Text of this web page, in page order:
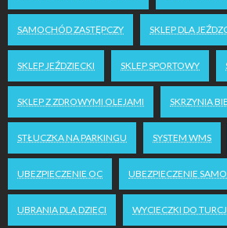
SAMOCHÓD ZASTĘPCZY SKLEP DLA
SKLEP JEŹDZIECKI SKLEP SPORTOWY
SKLEP Z ZDROWYMI OLEJAMI SKRZYNIA
STŁUCZKA NA PARKINGU SYSTEM WMS
UBEZPIECZENIE OC UBEZPIECZENIE
UBRANIA DLA DZIECI WYCIECZKI DO